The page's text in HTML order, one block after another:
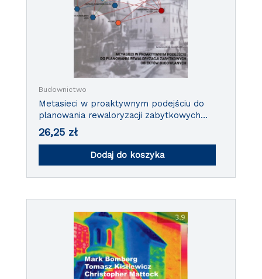
Budownictwo
Metasieci w proaktywnym podejściu do
planowania rewaloryzacji zabytkowych
obiektów budowlanych
26,25 zł
Dodaj do koszyka